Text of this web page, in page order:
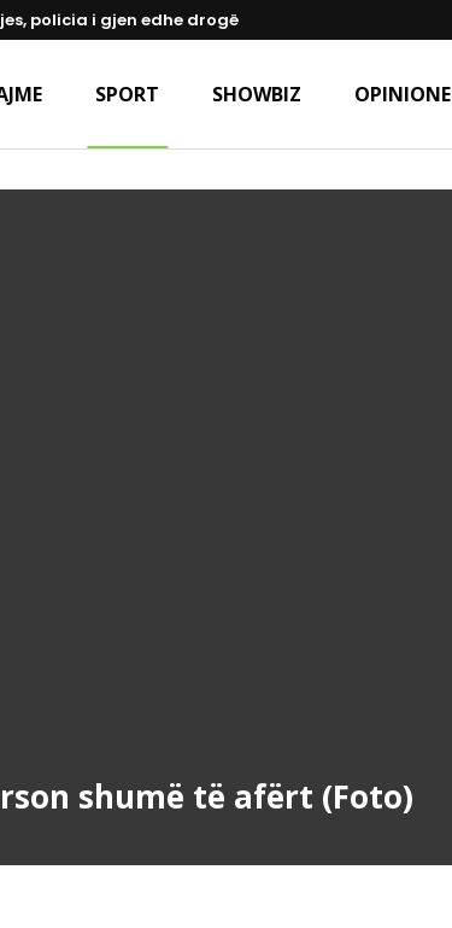
policia i gjen edhe drogë
SPORT SHOWBIZ OPINIONE
shumë të afërt (Foto)